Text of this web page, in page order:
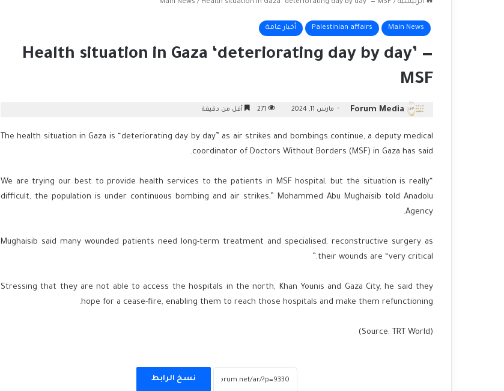
الرئيسية /
Main News / Health situation in Gaza ‘deteriorating day by day’ — MSF
Main News
Palestinian affairs أخبار عامة
Health situation in Gaza ‘deteriorating day by day’ —
MSF
Forum Media مارس 11, 2024 أقل من دقيقة
The health situation in Gaza is “deteriorating day by day” as air strikes and bombings continue, a deputy medical
coordinator of Doctors Without Borders (MSF) in Gaza has said.
“We are trying our best to provide health services to the patients in MSF hospital, but the situation is really
difficult, the population is under continuous bombing and air strikes,” Mohammed Abu Mughaisib told Anadolu
Agency.
Mughaisib said many wounded patients need long-term treatment and specialised, reconstructive surgery as
their wounds are “very critical.”
Stressing that they are not able to access the hospitals in the north, Khan Younis and Gaza City, he said they
hope for a cease-fire, enabling them to reach those hospitals and make them refunctioning.
(Source: TRT World)
نسخ الرابط
China’s Xi welcomes Putin as Moscow